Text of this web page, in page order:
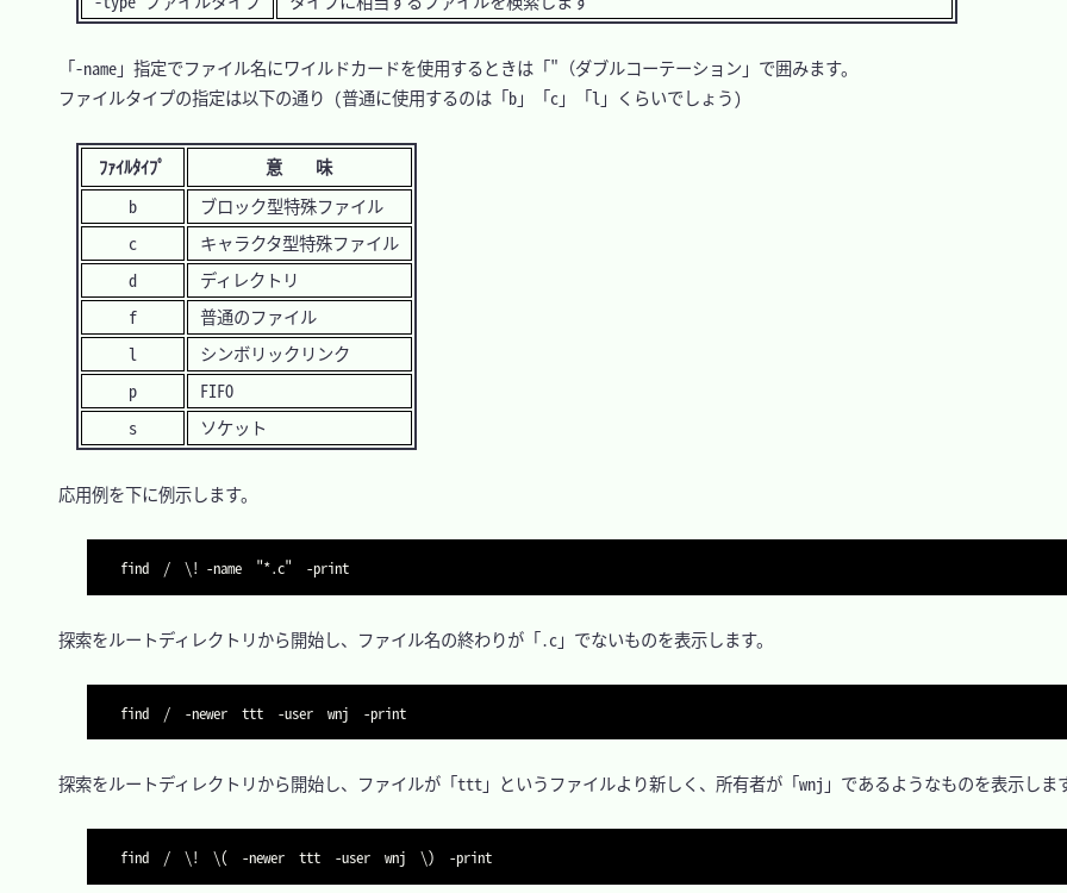
「-name」指定でファイル名にワイルドカードを使用するときは「"（ダブルコーテーション」で囲みます。
ファイルタイプの指定は以下の通り (普通に使用するのは「b」「c」「l」くらいでしょう)
ﾌｧｲﾙﾀｲﾌﾟ
意 味
b
ブロック型特殊ファイル
c
キャラクタ型特殊ファイル
d
ディレクトリ
f
普通のファイル
l
シンボリックリンク
p
FIFO
s
ソケット
応用例を下に例示します。
find  /  \! -name  "*.c"  -print
探索をルートディレクトリから開始し、ファイル名の終わりが「.c」でないものを表示します。
find  /  -newer  ttt  -user  wnj  -print
探索をルートディレクトリから開始し、ファイルが「ttt」というファイルより新しく、所有者が「wnj」であるようなものを表示します
find  /  \!  \(  -newer  ttt  -user  wnj  \)  -print